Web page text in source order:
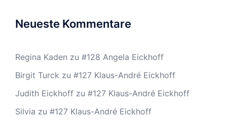
Neueste Kommentare
Regina Kaden zu #128 Angela Eickhoff
Birgit Turck zu #127 Klaus-André Eickhoff
Judith Eickhoff zu #127 Klaus-André Eickhoff
Silvia zu #127 Klaus-André Eickhoff